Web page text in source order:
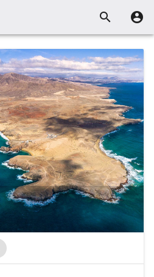
 